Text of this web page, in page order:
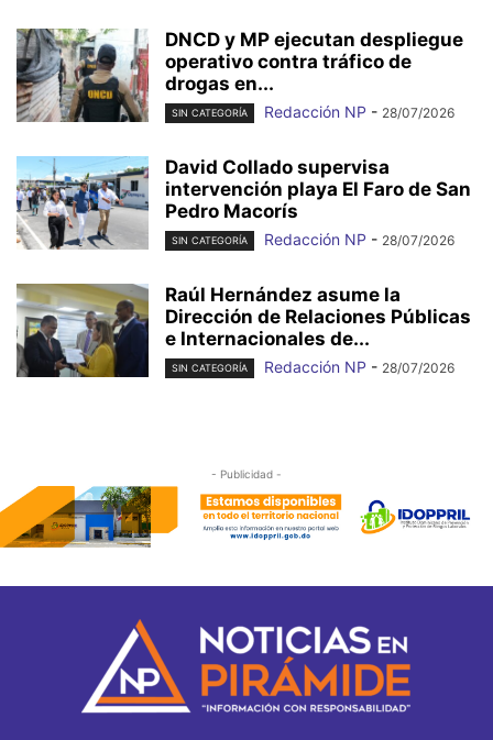
DNCD y MP ejecutan despliegue
operativo contra tráfico de
drogas en...
SIN CATEGORÍA Redacción NP - 28/07/2026
David Collado supervisa
intervención playa El Faro de San
Pedro Macorís
SIN CATEGORÍA Redacción NP - 28/07/2026
Raúl Hernández asume la
Dirección de Relaciones Públicas
e Internacionales de...
SIN CATEGORÍA Redacción NP - 28/07/2026
- Publicidad -